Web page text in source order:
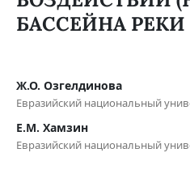
БАССЕЙНА РЕКИ
Ж.О. Озгелдинова
Евразийский национальный
Е.М. Хамзин
Евразийский национальный